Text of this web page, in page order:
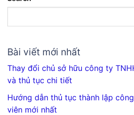
Bài viết mới nhất
Thay đổi chủ sở hữu công ty
và thủ tục chi tiết
Hướng dẫn thủ tục thành lập
viên mới nhất